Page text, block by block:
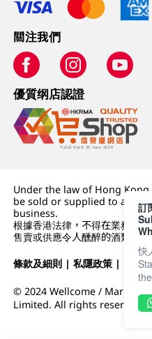
關注我們
優質纲店認證
Under the law of Hong
be sold or supplied to a
business.
根據香港法律，不得在業務過程
售賣或供應令人醺醉的酒類。
條款及細則 |私隱政策 | DFI
© 2024 Wellcome / Market
Limited. All rights reserved.
訂
快